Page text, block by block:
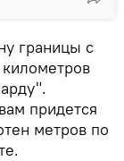
границы с
придется
метров по